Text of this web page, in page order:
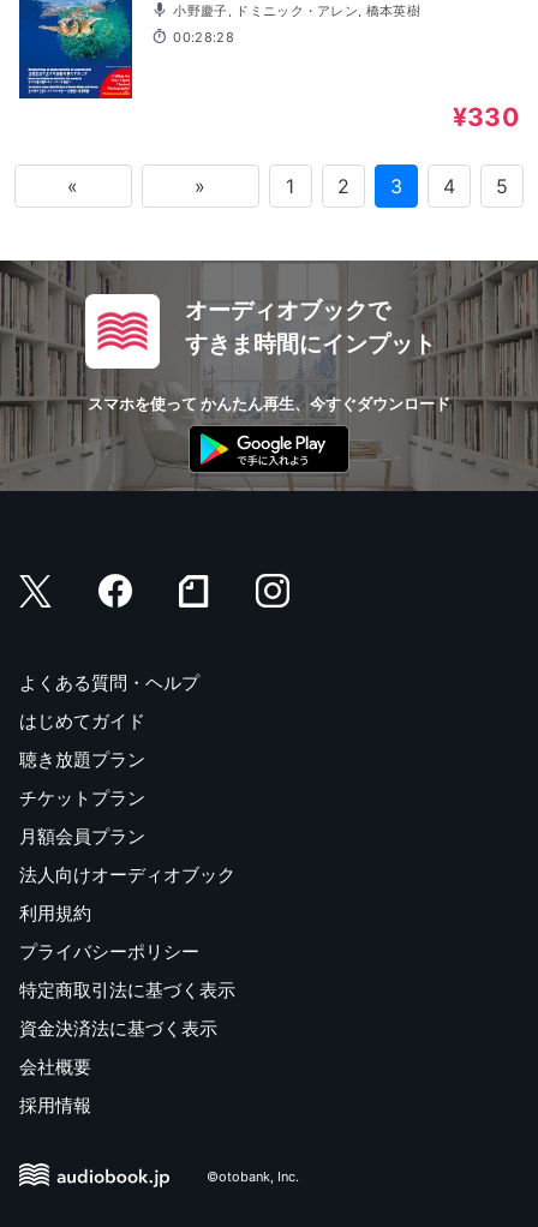
小野慶子, ドミニック・アレン, 橋本英樹
00:28:28
¥330
« » 1 2 3 4 5
オーディオブックで
すきま時間にインプット
スマホを使って かんたん再生、今すぐダウンロード
よくある質問・ヘルプ
はじめてガイド
聴き放題プラン
チケットプラン
月額会員プラン
法人向けオーディオブック
利用規約
プライバシーポリシー
特定商取引法に基づく表示
資金決済法に基づく表示
会社概要
採用情報
©otobank, Inc.